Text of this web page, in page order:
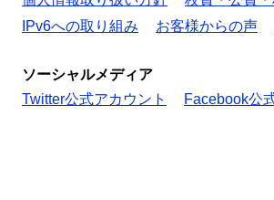
IPv6への取り組み
お客様からの声
ソーシャルメディア
Twitter公式アカウント
Facebook公